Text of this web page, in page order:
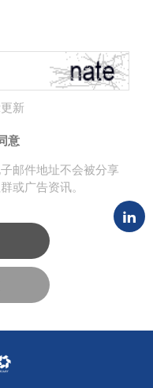
新
意
邮件地址不会被分享
或广告资讯。